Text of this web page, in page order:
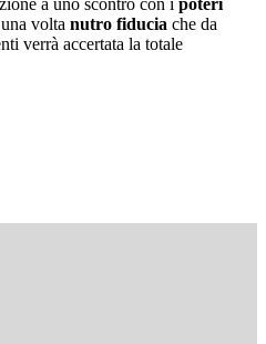
a uno scontro con i poteri
volta nutro fiducia che da
verrà accertata la totale